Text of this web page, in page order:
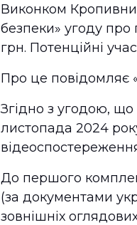
Виконком
безпеки» угоду про
грн. Потенційні
Про це повідомляє
Згідно з угодою,
листопада 2024
До першого
(за документами
зовнішніх